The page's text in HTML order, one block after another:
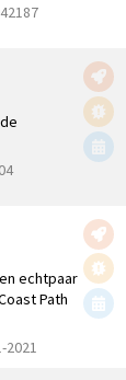
echtpaar
Path
2021